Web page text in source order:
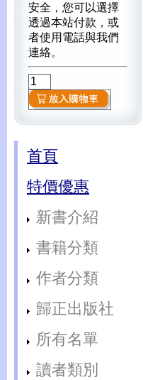
安全，您可以選擇
透過本站付款，或
者使用電話與我們
連絡。
首頁
特價優惠
新書介紹
書籍分類
作者分類
歸正出版社
所有名單
讀者類別